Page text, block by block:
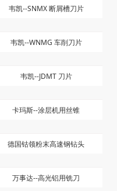
韦凯--SNMX 断屑槽刀片
韦凯--WNMG 车削刀片
韦凯--JDMT 刀片
卡玛斯--涂层机用丝锥
德国钴领粉末高速钢钻头
万事达--高光铝用铣刀